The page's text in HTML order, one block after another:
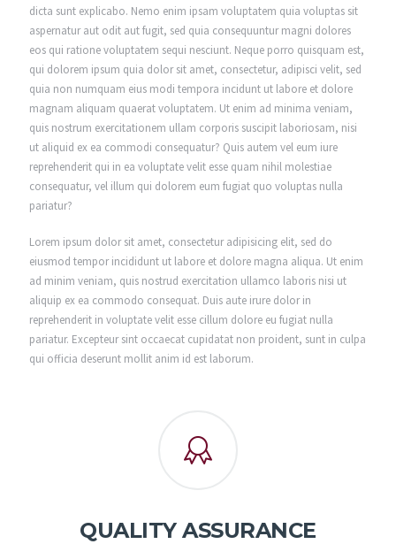
dicta sunt explicabo. Nemo enim ipsam voluptatem quia voluptas sit
aspernatur aut odit aut fugit, sed quia consequuntur magni dolores
eos qui ratione voluptatem sequi nesciunt. Neque porro quisquam est,
qui dolorem ipsum quia dolor sit amet, consectetur, adipisci velit, sed
quia non numquam eius modi tempora incidunt ut labore et dolore
magnam aliquam quaerat voluptatem. Ut enim ad minima veniam,
quis nostrum exercitationem ullam corporis suscipit laboriosam, nisi
ut aliquid ex ea commodi consequatur? Quis autem vel eum iure
reprehenderit qui in ea voluptate velit esse quam nihil molestiae
consequatur, vel illum qui dolorem eum fugiat quo voluptas nulla
pariatur?
Lorem ipsum dolor sit amet, consectetur adipisicing elit, sed do
eiusmod tempor incididunt ut labore et dolore magna aliqua. Ut enim
ad minim veniam, quis nostrud exercitation ullamco laboris nisi ut
aliquip ex ea commodo consequat. Duis aute irure dolor in
reprehenderit in voluptate velit esse cillum dolore eu fugiat nulla
pariatur. Excepteur sint occaecat cupidatat non proident, sunt in culpa
qui officia deserunt mollit anim id est laborum.
QUALITY ASSURANCE